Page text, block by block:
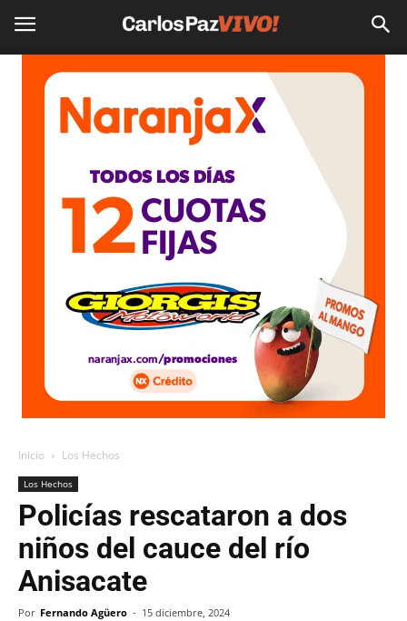
Inicio Los Hechos
Los Hechos
Policías rescataron a dos
niños del cauce del río
Anisacate
Por Fernando Agüero - 15 diciembre, 2024